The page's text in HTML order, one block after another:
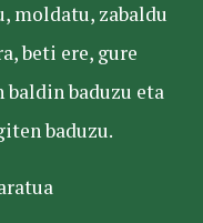
moldatu, zabaldu
beti ere, gure
baduzu eta
baduzu.